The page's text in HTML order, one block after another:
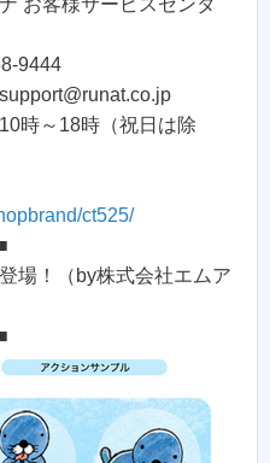
客様サービスセンタ
9444
～18時（祝日は除
ct525/
場！（by株式会社エムア